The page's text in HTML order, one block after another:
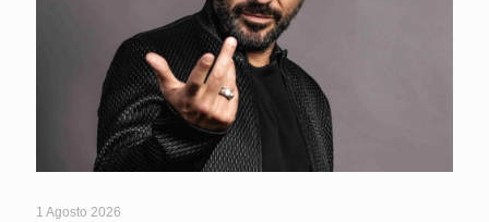
1 Agosto 2026